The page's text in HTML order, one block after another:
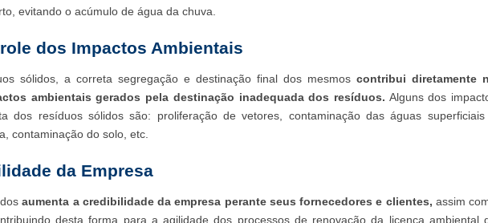
evitando o acúmulo de água da chuva.
dos Impactos Ambientais
sólidos, a correta segregação e destinação final dos mesmos contribui diretamente
ambientais gerados pela destinação inadequada dos resíduos. Alguns dos
dos resíduos sólidos são: proliferação de vetores, contaminação das águas superficiais
contaminação do solo, etc.
da Empresa
aumenta a credibilidade da empresa perante seus fornecedores e clientes, assim
desta forma para a agilidade dos processos de renovação da licença ambiental